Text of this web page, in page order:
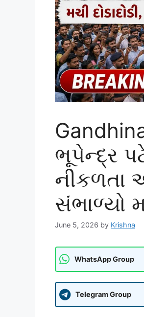
ભૂપેન્દ્ર
નીકળતા
સંભાળ્યો
June 5, 2026 by Krishna
WhatsApp Group
Telegram Group